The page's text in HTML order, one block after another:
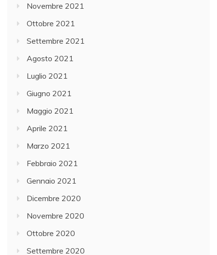
Novembre 2021
Ottobre 2021
Settembre 2021
Agosto 2021
Luglio 2021
Giugno 2021
Maggio 2021
Aprile 2021
Marzo 2021
Febbraio 2021
Gennaio 2021
Dicembre 2020
Novembre 2020
Ottobre 2020
Settembre 2020